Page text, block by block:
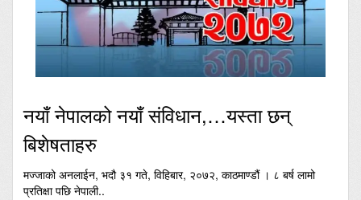
नयाँ नेपालको नयाँ संविधान,…यस्ता छन्
बिशेषताहरु
मज्जाको अनलाईन, भदौ ३१ गते, विहिबार, २०७२, काठमाण्डौं । ८ बर्ष लामो
प्रतिक्षा पछि नेपाली..